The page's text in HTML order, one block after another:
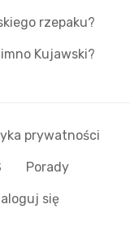
rzepaku?
Kujawski?
prywatności
Porady
się